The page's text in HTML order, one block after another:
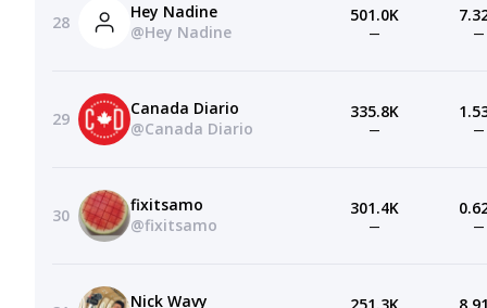
28
Hey Nadine
@Hey Nadine
501.0K
— —
29
Canada Diario
@Canada Diario
335.8K
— —
30
fixitsamo
@fixitsamo
301.4K
— —
Nick Wavy